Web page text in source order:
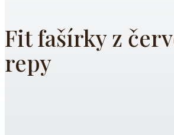
Fit fašírky z
repy